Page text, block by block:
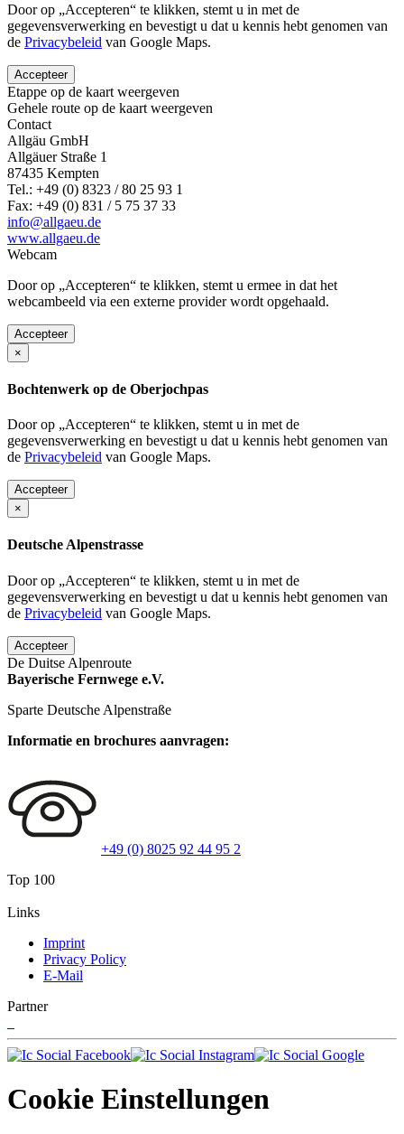
Door op „Accepteren“ te klikken, stemt u in met de
gegevensverwerking en bevestigt u dat u kennis hebt genomen van
de Privacybeleid van Google Maps.
Accepteer
Etappe op de kaart weergeven
Gehele route op de kaart weergeven
Contact
Allgäu GmbH
Allgäuer Straße 1
87435 Kempten
Tel.: +49 (0) 8323 / 80 25 93 1
Fax: +49 (0) 831 / 5 75 37 33
info@allgaeu.de
www.allgaeu.de
Webcam
Door op „Accepteren“ te klikken, stemt u ermee in dat het
webcambeeld via een externe provider wordt opgehaald.
Accepteer
×
Bochtenwerk op de Oberjochpas
Door op „Accepteren“ te klikken, stemt u in met de
gegevensverwerking en bevestigt u dat u kennis hebt genomen van
de Privacybeleid van Google Maps.
Accepteer
×
Deutsche Alpenstrasse
Door op „Accepteren“ te klikken, stemt u in met de
gegevensverwerking en bevestigt u dat u kennis hebt genomen van
de Privacybeleid van Google Maps.
Accepteer
De Duitse Alpenroute
Bayerische Fernwege e.V.
Sparte Deutsche Alpenstraße
Informatie en brochures aanvragen:
+49 (0) 8025 92 44 95 2
Top 100
Links
Imprint
Privacy Policy
E-Mail
Partner
Cookie Einstellungen